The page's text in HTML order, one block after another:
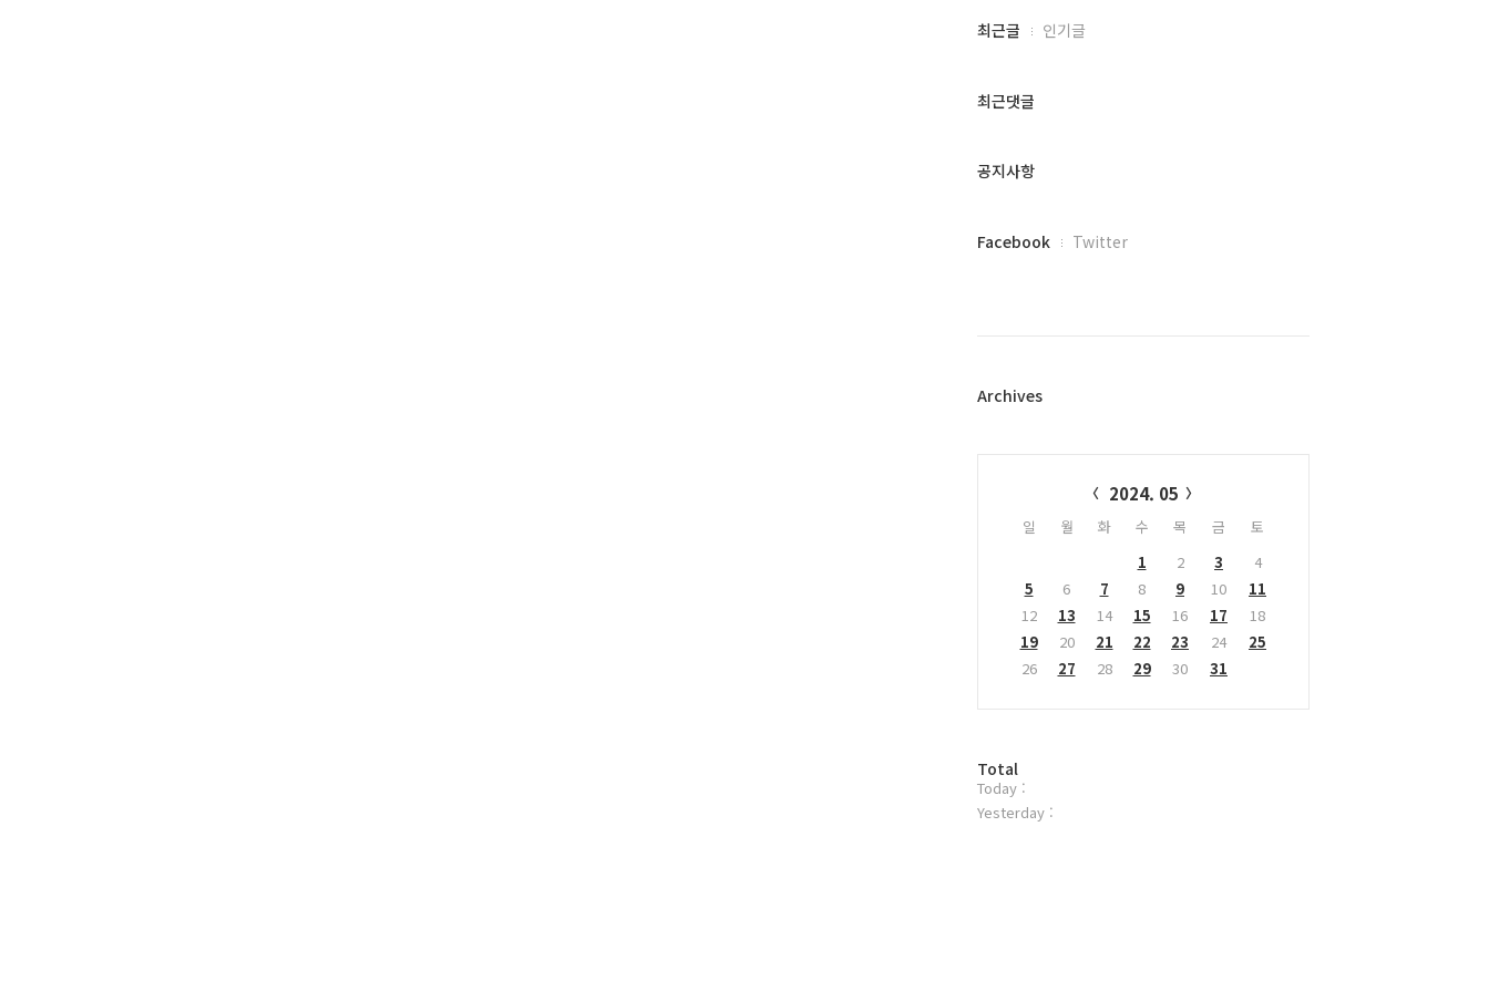
최
과
글
최근글 인기글
최근댓글
공지사항
페
플
Facebook Twitter
Archives
2024. 05
일 월 화 수 목 금
토
1
2 3
4
5
6 7 8 9 10
11
12
13 14 15 16 17
18
19
20 21 22 23 24
25
26
27 28 29 30 31
방
문
자
Total
Today :
Yesterday :